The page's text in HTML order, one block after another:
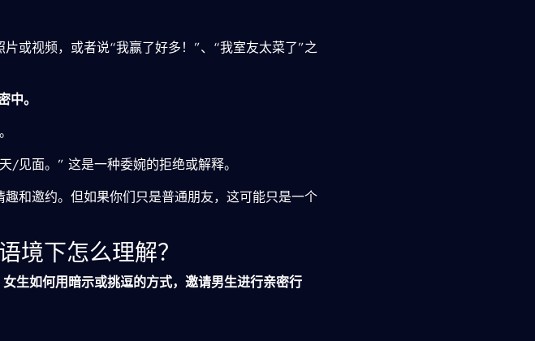
或视频，或者说“我赢了好多！”、“我室友太菜了”之
中。
/见面。” 这是一种委婉的拒绝或解释。
和邀约。但如果你们只是普通朋友，这可能只是一个
境下怎么理解？
女生如何用暗示或挑逗的方式，邀请男生进行亲密行